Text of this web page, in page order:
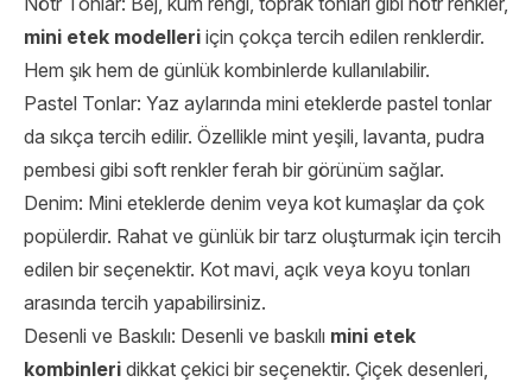
mini etek modelleri için çokça tercih edilen renklerdir.
Hem şık hem de günlük kombinlerde kullanılabilir.
Pastel Tonlar: Yaz aylarında mini eteklerde pastel tonlar
da sıkça tercih edilir. Özellikle mint yeşili, lavanta, pudra
pembesi gibi soft renkler ferah bir görünüm sağlar.
Denim: Mini eteklerde denim veya kot kumaşlar da çok
popülerdir. Rahat ve günlük bir tarz oluşturmak için tercih
edilen bir seçenektir. Kot mavi, açık veya koyu tonları
arasında tercih yapabilirsiniz.
Desenli ve Baskılı: Desenli ve baskılı mini etek
kombinleri dikkat çekici bir seçenektir. Çiçek desenleri,